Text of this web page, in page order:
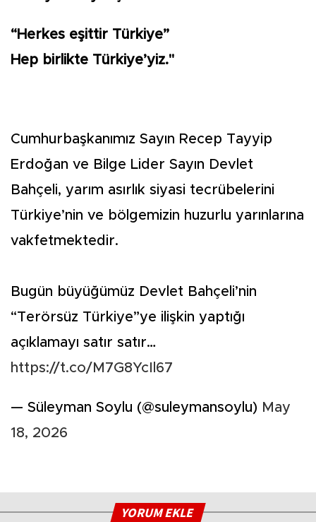
“Herkes eşittir Türkiye”
Hep birlikte Türkiye’yiz."
Cumhurbaşkanımız Sayın Recep Tayyip
Erdoğan ve Bilge Lider Sayın Devlet
Bahçeli, yarım asırlık siyasi tecrübelerini
Türkiye’nin ve bölgemizin huzurlu yarınlarına
vakfetmektedir.
Bugün büyüğümüz Devlet Bahçeli’nin
“Terörsüz Türkiye”ye ilişkin yaptığı
açıklamayı satır satır…
https://t.co/M7G8YcIl67
— Süleyman Soylu (@suleymansoylu) May
18, 2026
YORUM EKLE